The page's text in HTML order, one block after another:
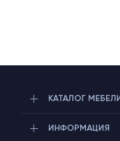
КАТАЛОГ
ИНФОРМАЦИЯ